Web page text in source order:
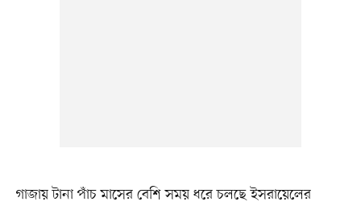
গাজায় টানা পাঁচ মাসের বেশি সময় ধরে চলছে ইসরায়েলের